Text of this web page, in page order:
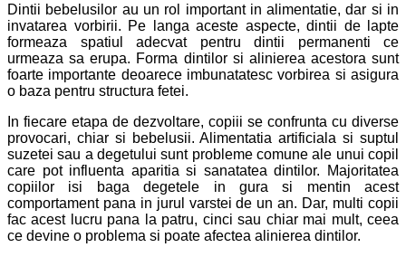
Dintii bebelusilor au un rol important in alimentatie, dar si in
invatarea vorbirii. Pe langa aceste aspecte, dintii de lapte
formeaza spatiul adecvat pentru dintii permanenti ce
urmeaza sa erupa. Forma dintilor si alinierea acestora sunt
foarte importante deoarece imbunatatesc vorbirea si asigura
o baza pentru structura fetei.
In fiecare etapa de dezvoltare, copiii se confrunta cu diverse
provocari, chiar si bebelusii. Alimentatia artificiala si suptul
suzetei sau a degetului sunt probleme comune ale unui copil
care pot influenta aparitia si sanatatea dintilor. Majoritatea
copiilor isi baga degetele in gura si mentin acest
comportament pana in jurul varstei de un an. Dar, multi copii
fac acest lucru pana la patru, cinci sau chiar mai mult, ceea
ce devine o problema si poate afectea alinierea dintilor.